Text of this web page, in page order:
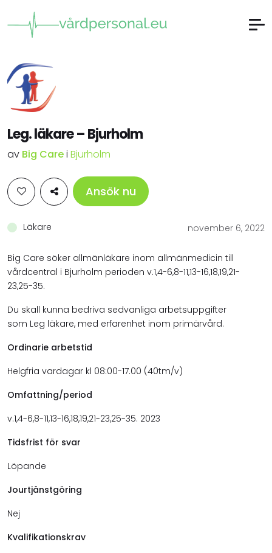
Leg. läkare – Bjurholm
av Big Carei Bjurholm
Ansök nu
Läkare november 6, 2022
Big Care söker allmänläkare inom allmänmedicin till
vårdcentral i Bjurholm perioden v.1,4-6,8-11,13-16,18,19,21-
23,25-35.
Du skall kunna bedriva sedvanliga arbetsuppgifter
som Leg läkare, med erfarenhet inom primärvård.
Ordinarie arbetstid
Helgfria vardagar kl 08:00-17.00 (40tm/v)
Omfattning/period
v.1,4-6,8-11,13-16,18,19,21-23,25-35. 2023
Tidsfrist för svar
Löpande
Jourtjänstgöring
Nej
Kvalifikationskrav